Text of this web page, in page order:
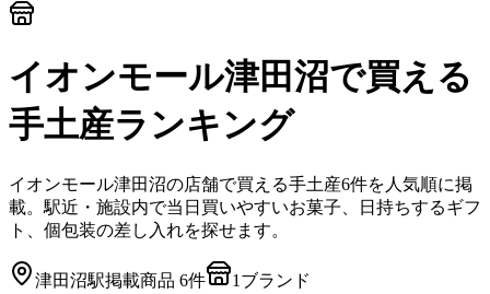
イオンモール津田沼で買える
手土産ランキング
イオンモール津田沼の店舗で買える手土産6件を人気順に掲
載。駅近・施設内で当日買いやすいお菓子、日持ちするギフ
ト、個包装の差し入れを探せます。
津田沼駅掲載商品 6件 1 ブランド